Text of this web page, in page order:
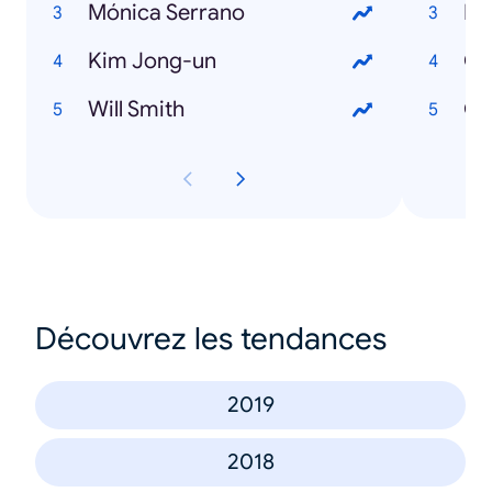
Mónica Serrano
Kim Jong-un
Will Smith
Découvrez les tendances
2019
2018